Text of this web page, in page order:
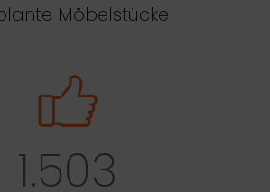
Möbelstücke
1.503